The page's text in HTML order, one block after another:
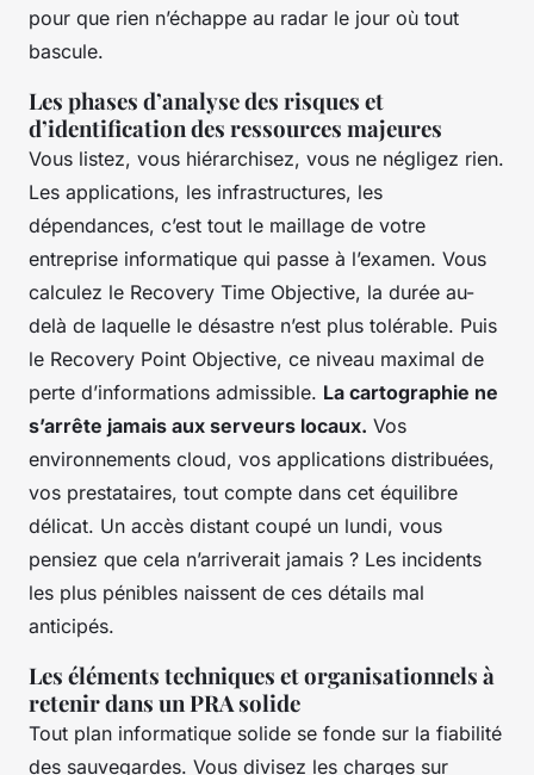
pour que rien n’échappe au radar le jour où tout
bascule.
Les phases d’analyse des risques et
d’identification des ressources majeures
Vous listez, vous hiérarchisez, vous ne négligez rien.
Les applications, les infrastructures, les
dépendances, c’est tout le maillage de votre
entreprise informatique qui passe à l’examen. Vous
calculez le Recovery Time Objective, la durée au-
delà de laquelle le désastre n’est plus tolérable. Puis
le Recovery Point Objective, ce niveau maximal de
perte d’informations admissible. La cartographie ne
s’arrête jamais aux serveurs locaux. Vos
environnements cloud, vos applications distribuées,
vos prestataires, tout compte dans cet équilibre
délicat. Un accès distant coupé un lundi, vous
pensiez que cela n’arriverait jamais ? Les incidents
les plus pénibles naissent de ces détails mal
anticipés.
Les éléments techniques et organisationnels à
retenir dans un PRA solide
Tout plan informatique solide se fonde sur la fiabilité
des sauvegardes. Vous divisez les charges sur